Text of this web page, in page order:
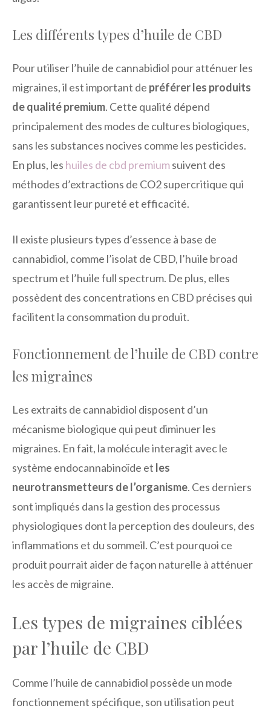
Les différents types d’huile de CBD
Pour utiliser l’huile de cannabidiol pour atténuer les
migraines, il est important de préférer les produits
de qualité premium. Cette qualité dépend
principalement des modes de cultures biologiques,
sans les substances nocives comme les pesticides.
En plus, les huiles de cbd premiumsuivent des
méthodes d’extractions de CO2 supercritique qui
garantissent leur pureté et efficacité.
Il existe plusieurs types d’essence à base de
cannabidiol, comme l’isolat de CBD, l’huile broad
spectrum et l’huile full spectrum. De plus, elles
possèdent des concentrations en CBD précises qui
facilitent la consommation du produit.
Fonctionnement de l’huile de CBD contre
les migraines
Les extraits de cannabidiol disposent d’un
mécanisme biologique qui peut diminuer les
migraines. En fait, la molécule interagit avec le
système endocannabinoïde et les
neurotransmetteurs de l’organisme. Ces derniers
sont impliqués dans la gestion des processus
physiologiques dont la perception des douleurs, des
inflammations et du sommeil. C’est pourquoi ce
produit pourrait aider de façon naturelle à atténuer
les accès de migraine.
Les types de migraines ciblées
par l’huile de CBD
Comme l’huile de cannabidiol possède un mode
fonctionnement spécifique, son utilisation peut